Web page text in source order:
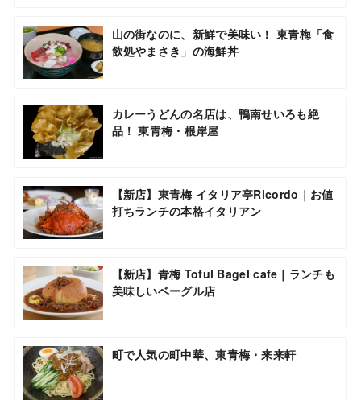
山の街なのに、新鮮で美味い！ 東青梅「食
飲処やまさき」の海鮮丼
カレーうどんの名店は、鴨南せいろも絶
品！ 東青梅・根岸屋
【新店】東青梅 イタリア亭Ricordo｜お値
打ちランチの本格イタリアン
【新店】青梅 Toful Bagel cafe｜ランチも
美味しいベーグル店
町で人気の町中華、東青梅・来来軒